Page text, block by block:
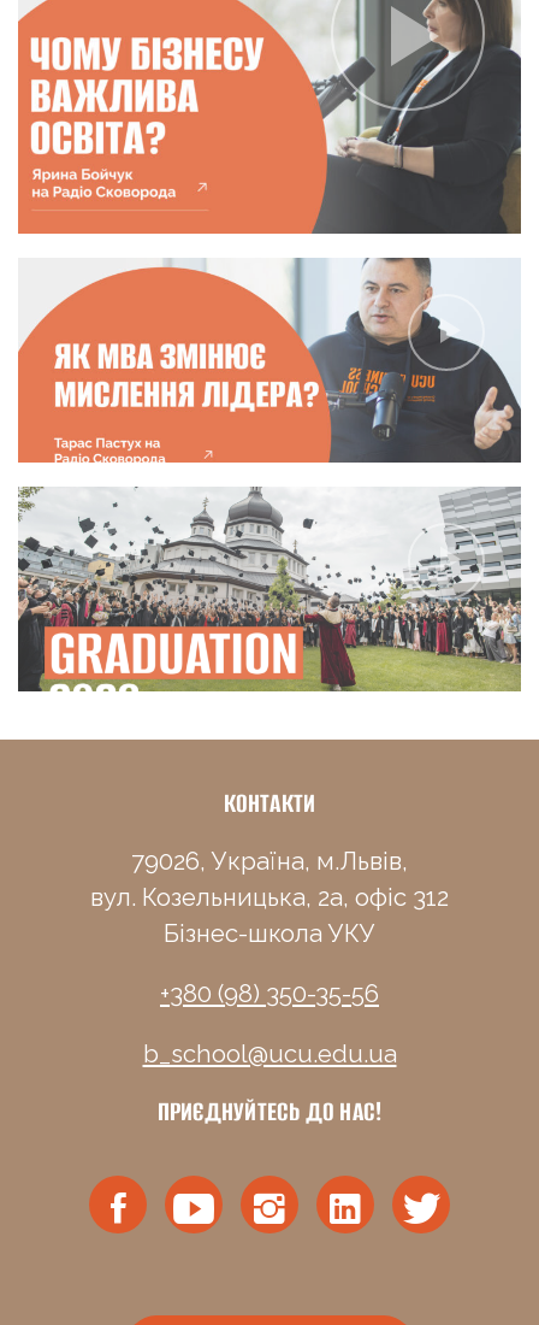
КОНТАКТИ
79026, Україна, м.Львів,
вул. Козельницька, 2а, офіс 312
Бізнес-школа УКУ
+380 (98) 350-35-56
b_school@ucu.edu.ua
ПРИЄДНУЙТЕСЬ ДО НАС!